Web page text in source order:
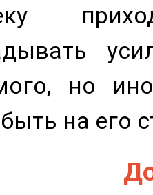
но
на его